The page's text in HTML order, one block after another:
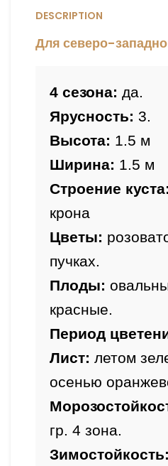
DESCRIPTION
Для северо-
4 сезона: да.
Ярусность: 3.
Высота: 1.5 м
Ширина: 1.5 м
Строение куста:
крона
Цветы:
Плоды:
красные.
Период
Лист: летом
осенью
гр. 4 зона.
Зимостойкость: